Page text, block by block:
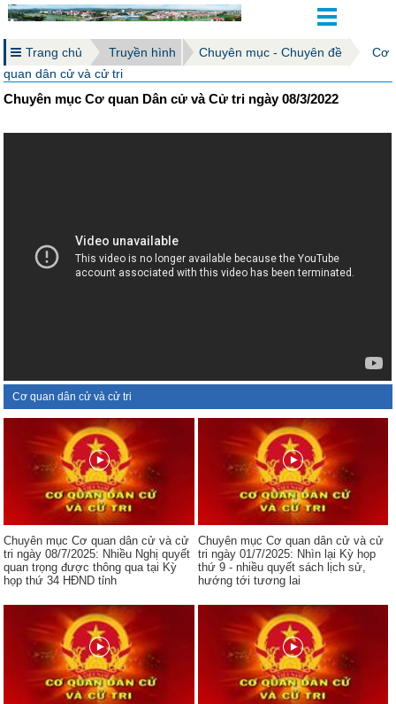
Trang chủ Truyền hình Chuyên mục - Chuyên đề
Cơ
quan dân cử và cử tri
Chuyên mục Cơ quan Dân cử và Cử tri ngày 08/3/2022
Cơ quan dân cử và cử tri
Chuyên mục Cơ quan dân cử và cử
tri ngày 08/7/2025: Nhiều Nghị quyết
quan trọng được thông qua tại Kỳ
họp thứ 34 HĐND tỉnh
Chuyên mục Cơ quan dân cử và cử
tri ngày 01/7/2025: Nhìn lại Kỳ họp
thứ 9 - nhiều quyết sách lịch sử,
hướng tới tương lai